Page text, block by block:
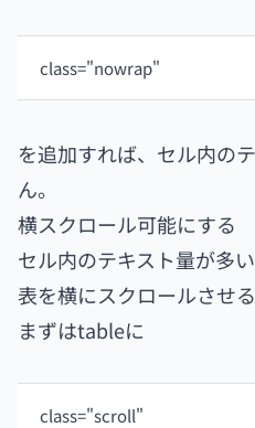
class="nowrap"
を追加すれば、セル内の
ん。
横スクロール可能にする
セル内のテキスト量が多
表を横にスクロールさせ
まずはtableに
class="scroll"